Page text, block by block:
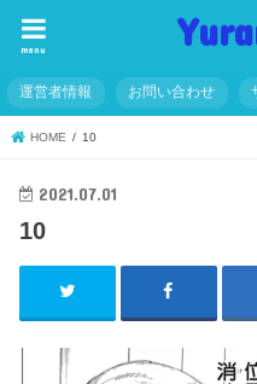
menu
運営者情報 お問い合わせ
HOME 10
2021.07.01
10